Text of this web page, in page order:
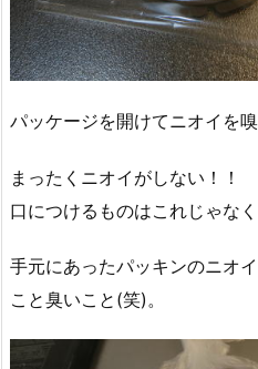
パッケージを開けてニオイを嗅
まったくニオイがしない！！
口につけるものはこれじゃなく
手元にあったパッキンのニオ
こと臭いこと(笑)。